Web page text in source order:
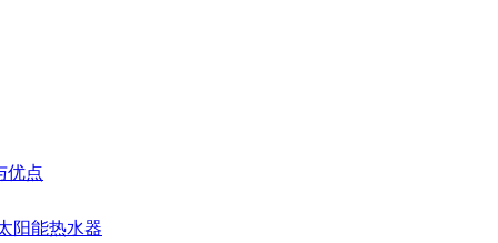
优点
阳能热水器